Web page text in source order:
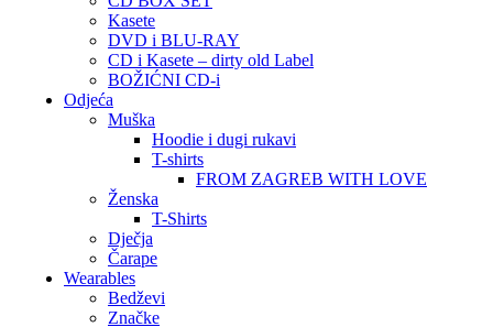
Kasete
DVD i BLU-RAY
CD i Kasete – dirty old Label
BOŽIĆNI CD-i
Odjeća
Muška
Hoodie i dugi rukavi
T-shirts
FROM ZAGREB WITH LOVE
Ženska
T-Shirts
Dječja
Čarape
Wearables
Bedževi
Značke